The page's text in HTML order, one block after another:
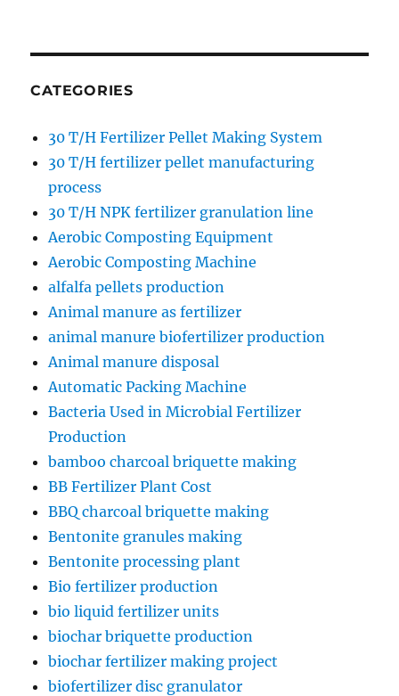
CATEGORIES
30 T/H Fertilizer Pellet Making System
30 T/H fertilizer pellet manufacturing
process
30 T/H NPK fertilizer granulation line
Aerobic Composting Equipment
Aerobic Composting Machine
alfalfa pellets production
Animal manure as fertilizer
animal manure biofertilizer production
Animal manure disposal
Automatic Packing Machine
Bacteria Used in Microbial Fertilizer
Production
bamboo charcoal briquette making
BB Fertilizer Plant Cost
BBQ charcoal briquette making
Bentonite granules making
Bentonite processing plant
Bio fertilizer production
bio liquid fertilizer units
biochar briquette production
biochar fertilizer making project
biofertilizer disc granulator